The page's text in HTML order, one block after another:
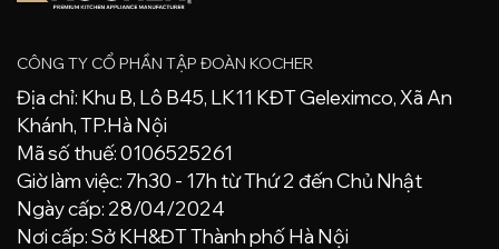
CÔNG TY CỔ PHẦN TẬP ĐOÀN KOCHER
Địa chỉ: Khu B, Lô B45, LK11 KĐT Geleximco, Xã An
Khánh, TP.Hà Nội
Mã số thuế: 0106525261
Giờ làm việc: 7h30 - 17h từ Thứ 2 đến Chủ Nhật
Ngày cấp: 28/04/2024
Nơi cấp: Sở KH&ĐT Thành phố Hà Nội